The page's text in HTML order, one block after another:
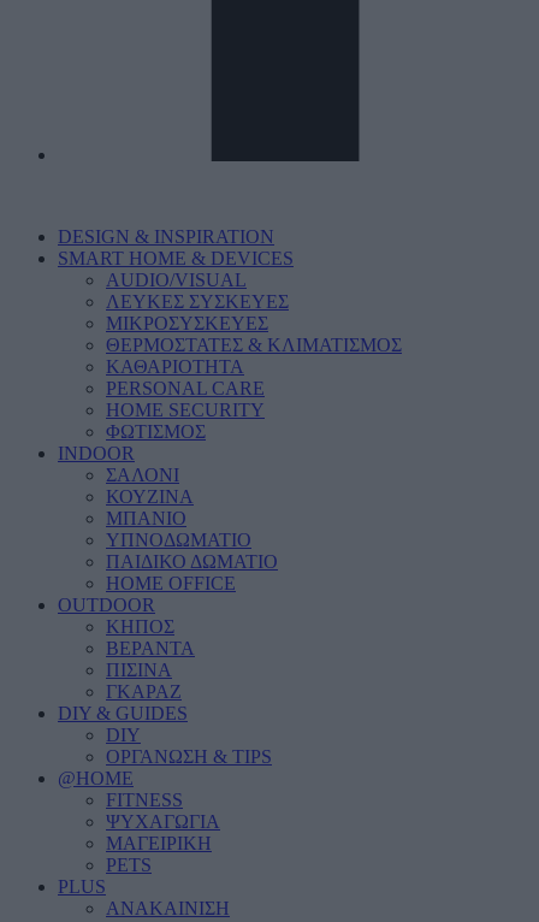
DESIGN & INSPIRATION
SMART HOME & DEVICES
AUDIO/VISUAL
ΛΕΥΚΕΣ ΣΥΣΚΕΥΕΣ
ΜΙΚΡΟΣΥΣΚΕΥΕΣ
ΘΕΡΜΟΣΤΑΤΕΣ & ΚΛΙΜΑΤΙΣΜΟΣ
ΚΑΘΑΡΙΟΤΗΤΑ
PERSONAL CARE
HOME SECURITY
ΦΩΤΙΣΜΟΣ
INDOOR
ΣΑΛΟΝΙ
ΚΟΥΖΙΝΑ
ΜΠΑΝΙΟ
ΥΠΝΟΔΩΜΑΤΙΟ
ΠΑΙΔΙΚΟ ΔΩΜΑΤΙΟ
HOME OFFICE
OUTDOOR
ΚΗΠΟΣ
ΒΕΡΑΝΤΑ
ΠΙΣΙΝΑ
ΓΚΑΡΑΖ
DIY & GUIDES
DIY
ΟΡΓΑΝΩΣΗ & TIPS
@HOME
FITNESS
ΨΥΧΑΓΩΓΙΑ
ΜΑΓΕΙΡΙΚΗ
PETS
PLUS
ΑΝΑΚΑΙΝΙΣΗ